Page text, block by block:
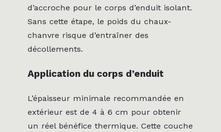
d’accroche pour le corps d’enduit isolant.
Sans cette étape, le poids du chaux-
chanvre risque d’entraîner des
décollements.
Application du corps d’enduit
L’épaisseur minimale recommandée en
extérieur est de 4 à 6 cm pour obtenir
un réel bénéfice thermique. Cette couche